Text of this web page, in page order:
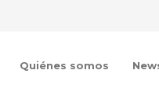
Quiénes somos